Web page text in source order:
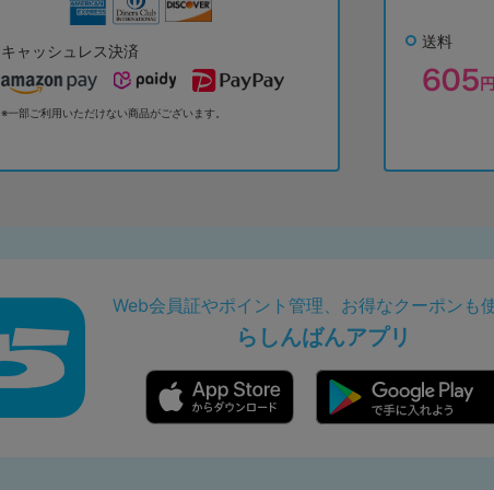
キャッシュレス決済
※一部ご利用いただけない商品がございます。
送料
Web会員証やポイント管理、お得なクーポンも
らしんばんアプリ